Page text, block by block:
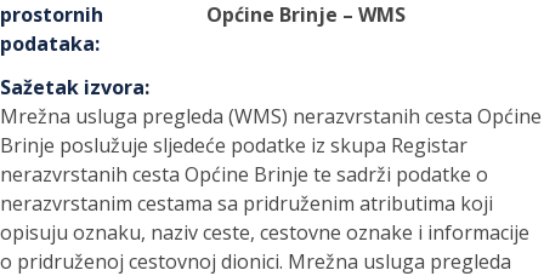
prostornih
podataka:
Općine Brinje – WMS
Sažetak izvora:
Mrežna usluga pregleda (WMS) nerazvrstanih cesta Općine
Brinje poslužuje sljedeće podatke iz skupa Registar
nerazvrstanih cesta Općine Brinje te sadrži podatke o
nerazvrstanim cestama sa pridruženim atributima koji
opisuju oznaku, naziv ceste, cestovne oznake i informacije
o pridruženoj cestovnoj dionici. Mrežna usluga pregleda